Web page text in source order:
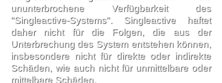
ununterbrochene Verfügbarkeit des
"Singleactive-Systems". Singleactive haftet
daher nicht für die Folgen, die aus der
Unterbrechung des System entstehen können,
insbesondere nicht für direkte oder indirekte
Schäden, wie auch nicht für unmittelbare oder
mittelbare Schäden.